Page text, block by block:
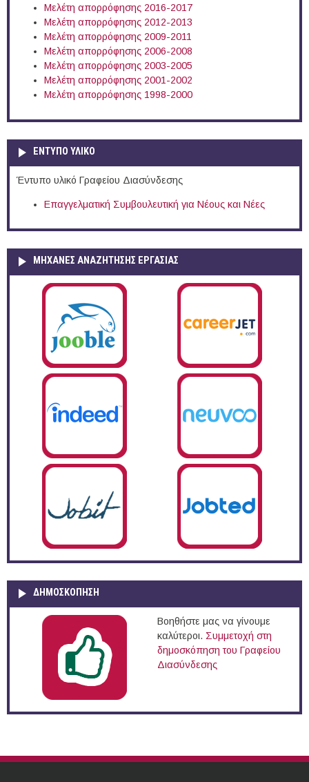
Μελέτη απορρόφησης 2016-2017
Μελέτη απορρόφησης 2012-2013
Μελέτη απορρόφησης 2009-2011
Μελέτη απορρόφησης 2006-2008
Μελέτη απορρόφησης 2003-2005
Μελέτη απορρόφησης 2001-2002
Μελέτη απορρόφησης 1998-2000
ΕΝΤΥΠΟ ΥΛΙΚΟ
Έντυπο υλικό Γραφείου Διασύνδεσης
Επαγγελματική Συμβουλευτική για Νέους και Νέες
ΜΗΧΑΝΕΣ ΑΝΑΖΗΤΗΣΗΣ ΕΡΓΑΣΙΑΣ
ΔΗΜΟΣΚΌΠΗΣΗ
Βοηθήστε μας να γίνουμε
καλύτεροι. Συμμετοχή στη
δημοσκόπηση του Γραφείου
Διασύνδεσης